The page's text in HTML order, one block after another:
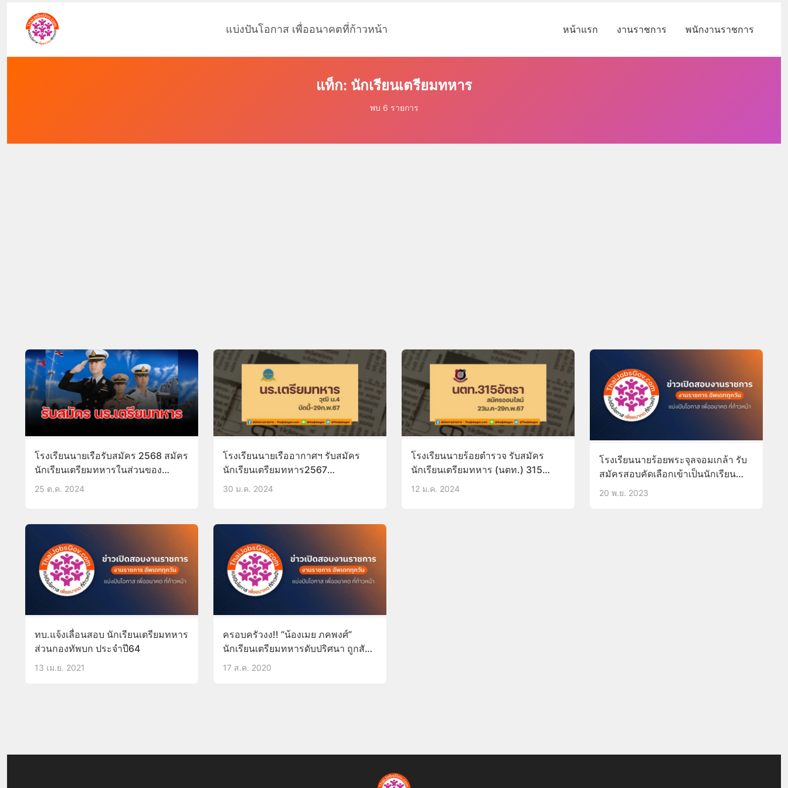
แบ่งปันโอกาส เพื่ออนาคตที่ก้าวหน้า หน้าแรก งานราชการ พนักงานราชการ
แท็ก: นักเรียนเตรียมทหาร
พบ 6 รายการ
โรงเรียนนายเรือรับสมัคร 2568 สมัคร
นักเรียนเตรียมทหารในส่วนของ
กองทัพเรือ
25 ต.ค. 2024
โรงเรียนนายเรืออากาศฯ รับสมัคร
นักเรียนเตรียมทหาร2567
บัดนี้-29ก.พ.67
30 ม.ค. 2024
โรงเรียนนายร้อยตำรวจ รับสมัคร
นักเรียนเตรียมทหาร (นตท.) 315
อัตรา 23ม.ค-29ก.พ.67
12 ม.ค. 2024
โรงเรียนนายร้อยพระจุลจอมเกล้า รับ
สมัครสอบคัดเลือกเข้าเป็นนักเรียน
เตรียมทหาร (แบบเฉพาะกลุ่ม) 77 นาย
20 พ.ย. 2023
ทบ.แจ้งเลื่อนสอบ นักเรียนเตรียมทหาร
ส่วนกองทัพบก ประจำปี64
13 เม.ย. 2021
ครอบครัวงง!! “น้องเมย ภคพงศ์”
นักเรียนเตรียมทหารดับปริศนา ถูกสัสดี
ส่งหมายเรียกไปเกณฑ์ทหาร
17 ส.ค. 2020